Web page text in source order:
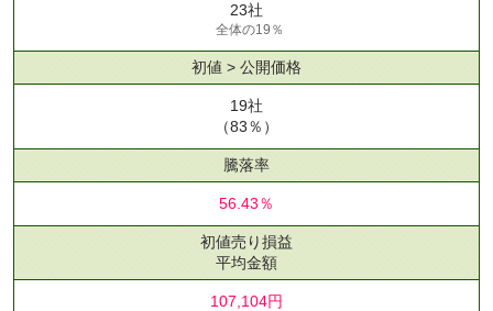
23社
全体の19％
初値 > 公開価格
19社
（83％）
騰落率
56.43％
初値売り損益
平均金額
107,104円